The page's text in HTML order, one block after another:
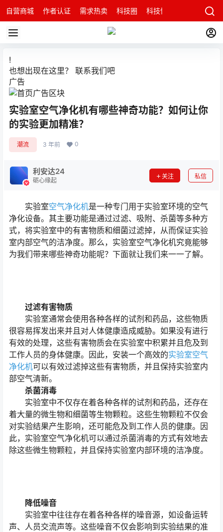
自营商城 作者认证 需求热卖 科技圈 科技快讯 智能科技问
!
也想出现在这里？ 联系我们吧
广告
实验室空气净化机有哪些神奇功能？如何让你
的实验更加精准？
潮流 3 年前 0
利安达24
砺心缘起
关注 私信
实验室空气净化机是一种专门用于实验室环境的空气
净化设备。其主要功能是通过过滤、吸附、杀菌等多种方
式，将实验室中的有害物质和细菌过滤掉，从而保证实验
室内部空气的洁净度。那么，实验室空气净化机究竟能够
为我们带来哪些神奇功能呢？下面就让我们来一一了解。
过滤有害物质
实验室通常会使用各种各样的试剂和药品，这些物质
很容易挥发出来并且对人体健康造成威胁。如果没有进行
有效的处理，这些有害物质会在实验室中积累并且危及到
工作人员的身体健康。因此，安装一个高效的实验室空气
净化机可以有效过滤掉这些有害物质，并且保持实验室内
部空气清新。
杀菌消毒
实验室中不仅存在着各种各样的试剂和药品，还存在
着大量的微生物和细菌等生物颗粒。这些生物颗粒不仅会
对实验结果产生影响，还可能危及到工作人员的健康。因
此，实验室空气净化机可以通过杀菌消毒的方式有效地去
除这些微生物颗粒，并且保持实验室内部环境的洁净度。
降低噪音
实验室中往往存在着各种各样的噪音源，如设备运转
声、人员交流声等。这些噪音不仅会影响到实验结果的准